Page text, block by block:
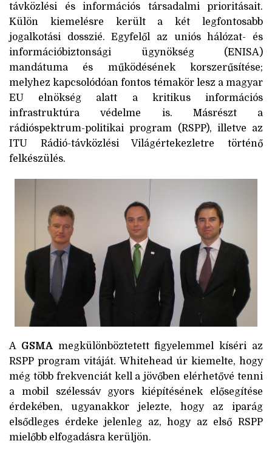
távközlési és információs társadalmi prioritásait.
Külön kiemelésre került a két legfontosabb
jogalkotási dosszié. Egyfelől az uniós hálózat- és
információbiztonsági ügynökség (ENISA)
mandátuma és működésének korszerűsítése;
melyhez kapcsolódóan fontos témakör lesz a magyar
EU elnökség alatt a kritikus információs
infrastruktúra védelme is. Másrészt a
rádióspektrum-politikai program (RSPP), illetve az
ITU Rádió-távközlési Világértekezletre történő
felkészülés.
A GSMAmegkülönböztetett figyelemmel kíséri az
RSPP program vitáját. Whitehead úr kiemelte, hogy
még több frekvenciát kell a jövőben elérhetővé tenni
a mobil szélessáv gyors kiépítésének elősegítése
érdekében, ugyanakkor jelezte, hogy az iparág
elsődleges érdeke jelenleg az, hogy az első RSPP
mielőbb elfogadásra kerüljön.